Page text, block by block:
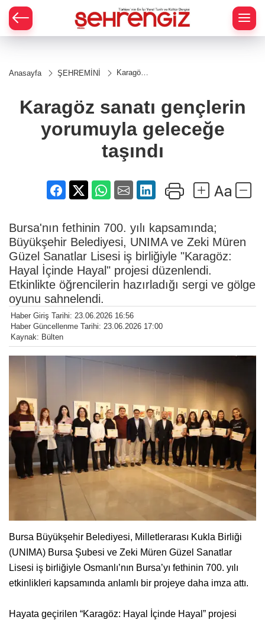
Anasayfa ŞEHREMİNİ
Karagöz
yorumuyla
geleceğe
Karagöz sanatı gençlerin
yorumuyla geleceğe
taşındı
Bursa'nın fethinin 700. yılı kapsamında;
Büyükşehir Belediyesi, UNIMA ve Zeki Müren
Güzel Sanatlar Lisesi iş birliğiyle "Karagöz:
Hayal İçinde Hayal" projesi düzenlendi.
Etkinlikte öğrencilerin hazırladığı sergi ve gölge
oyunu sahnelendi.
Haber Giriş Tarihi: 23.06.2026 16:56
Haber Güncellenme Tarihi: 23.06.2026 17:00
Kaynak: Bülten
Bursa Büyükşehir Belediyesi, Milletlerarası Kukla Birliği
(UNIMA) Bursa Şubesi ve Zeki Müren Güzel Sanatlar
Lisesi iş birliğiyle Osmanlı’nın Bursa’yı fethinin 700. yılı
etkinlikleri kapsamında anlamlı bir projeye daha imza attı.
Hayata geçirilen “Karagöz: Hayal İçinde Hayal” projesi